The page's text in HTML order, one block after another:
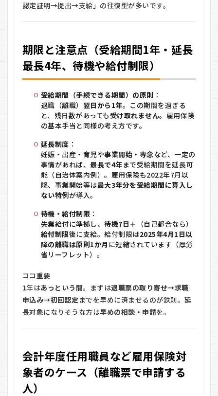
認定証明→提出→支給」の往復型が多いです。
期限と注意点（受給期間1年・延長
最長4年、待機や給付制限）
受給期間（手続できる期間）の原則 ：
退職（離職） 翌日から1年。この期間を過ぎる
と、残日数があっても 受け取れません。雇用保険
の基本手当と同様の考え方です。
延長制度 ：
妊娠・出産・育児や事業開始・専念など、一定の
事情があれば、最長で4年まで受給期間を延長可
能（自治体案内例）。雇用保険も2022年7月以
降、事業開始等は最大3年分を受給期間に算入し
ない特例が導入。
待機・給付制限 ：
失業給付に準拠し、待機7日 ＋（自己都合なら）
給付制限後に支給。給付制限は2025年4月1日以
降の離職は原則1か月 に短縮されています（厚労
省リーフレット）。
ココ重要
1年はあっという間。まずは退職票の取り寄せ→求職
申込み→初回認定 までを早めに済ませるのが鉄則。延
長対象になりそうな方は早めの相談・申請を。
会計年度任用職員など雇用保険対
象者のケース（離職票で申請する
人）